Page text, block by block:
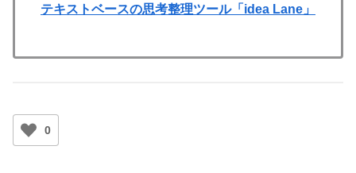
テキストベースの思考整理ツール「idea Lane」
0